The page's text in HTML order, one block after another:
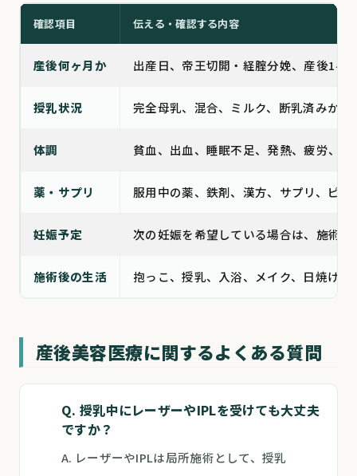
確認項目 伝える・確認する内容
産後何ヶ月か 出産日、帝王切開・経腟分娩、産後1ヶ
授乳状況 完全母乳、混合、ミルク、断乳済みか
体調 貧血、出血、睡眠不足、発熱、疲労、
薬・サプリ 服用中の薬、鉄剤、漢方、サプリ、ピル
妊娠予定 次の妊娠を希望している場合は、施術
施術後の生活 抱っこ、授乳、入浴、メイク、日焼け
産後美容医療に関するよくある質問
Q. 授乳中にレーザーやIPLを受けても大丈夫
ですか？
A. レーザーやIPLは局所施術として、授乳